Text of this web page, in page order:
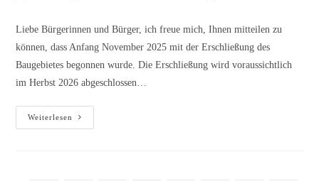
Liebe Bürgerinnen und Bürger, ich freue mich, Ihnen mitteilen zu
können, dass Anfang November 2025 mit der Erschließung des
Baugebietes begonnen wurde. Die Erschließung wird voraussichtlich
im Herbst 2026 abgeschlossen…
Weiterlesen
„Lindenstraße“